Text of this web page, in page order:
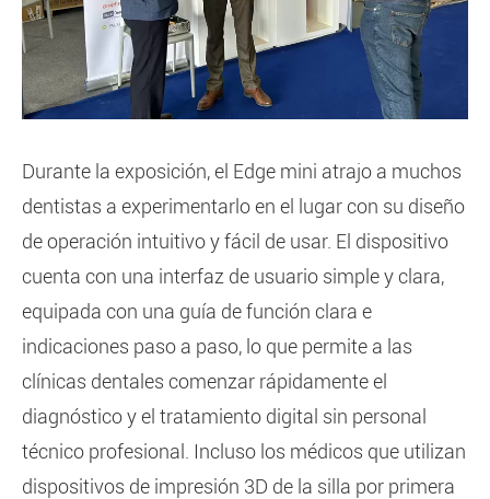
Durante la exposición, el Edge mini atrajo a muchos
dentistas a experimentarlo en el lugar con su diseño
de operación intuitivo y fácil de usar. El dispositivo
cuenta con una interfaz de usuario simple y clara,
equipada con una guía de función clara e
indicaciones paso a paso, lo que permite a las
clínicas dentales comenzar rápidamente el
diagnóstico y el tratamiento digital sin personal
técnico profesional. Incluso los médicos que utilizan
dispositivos de impresión 3D de la silla por primera